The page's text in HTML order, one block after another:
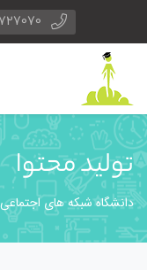
تولید محتوا
دانشگاه شبکه های اجتماعی